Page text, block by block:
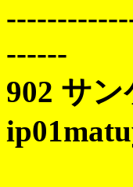
------
902 サン